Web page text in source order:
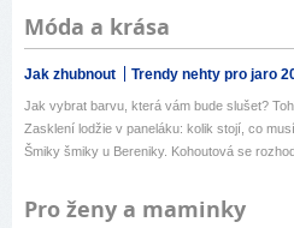
Móda a krása
Jak zhubnout Trendy nehty pro jaro
Jak vybrat barvu, která vám bude slušet?
Zasklení lodžie v paneláku: kolik stojí, co
Šmiky šmiky u Bereniky. Kohoutová se
Pro ženy a maminky